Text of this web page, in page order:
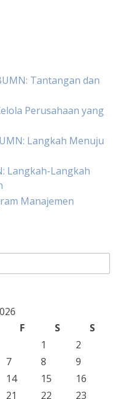
Tantangan dan
Perusahaan yang
Langkah Menuju
Langkah-Langkah
Manajemen
F S
S
1
2
7 8
9
14 15
16
21 22 23